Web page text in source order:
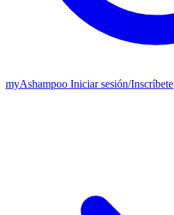
myAshampoo Iniciar sesión/Inscríbete